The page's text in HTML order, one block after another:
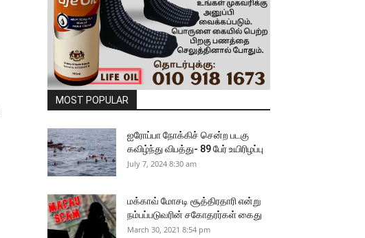
MOST POPULAR
ஐரோப்பா நோக்கிச் சென்ற படகு
கவிழ்ந்து விபத்து- 89 பேர் உயிரிழப்பு
July 7, 2024 8:30 am
மக்காவ் மோசடி சூத்திரதாரி என்று
நம்பப்படுவரின் சகோதரர்கள் கைது
March 30, 2021 8:54 pm